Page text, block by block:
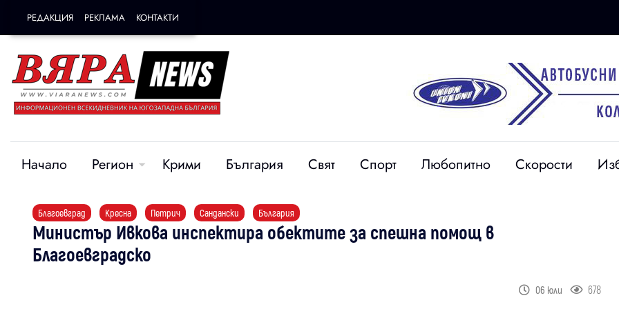
РЕДАКЦИЯ РЕКЛАМА КОНТАКТИ
Начало Регион Крими България Свят Спорт Любопитно Скорости
Благоевград Кресна Петрич Сандански България
Министър Ивкова инспектира обектите за спешна помощ в
Благоевградско
06 юли 678